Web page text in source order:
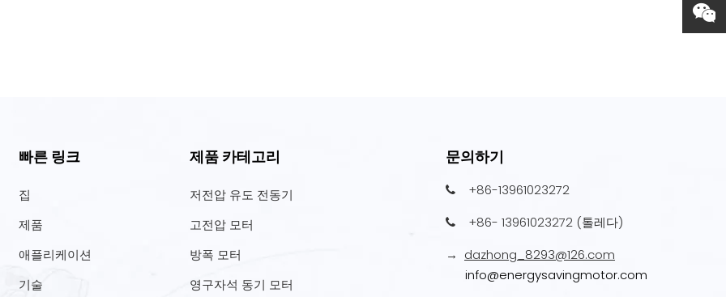
빠른 링크
집
제품
애플리케이션
기술
제품 카테고리
저전압 유도 전동기
고전압 모터
방폭 모터
영구자석 동기 모터
문의하기
 +86-13961023272
 +86- 13961023272 (톨레다)
→ dazhong_8293@126.com
info@energysavingmotor.com